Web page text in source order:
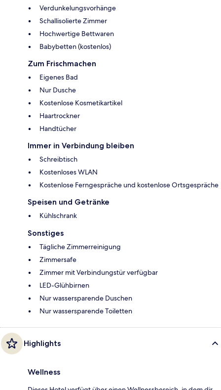
Verdunkelungsvorhänge
Schallisolierte Zimmer
Hochwertige Bettwaren
Babybetten (kostenlos)
Zum Frischmachen
Eigenes Bad
Nur Dusche
Kostenlose Kosmetikartikel
Haartrockner
Handtücher
Immer in Verbindung bleiben
Schreibtisch
Kostenloses WLAN
Kostenlose Ferngespräche und kostenlose Ortsgespräche
Speisen und Getränke
Kühlschrank
Sonstiges
Tägliche Zimmerreinigung
Zimmersafe
Zimmer mit Verbindungstür verfügbar
LED-Glühbirnen
Nur wassersparende Duschen
Nur wassersparende Toiletten
Highlights
Wellness